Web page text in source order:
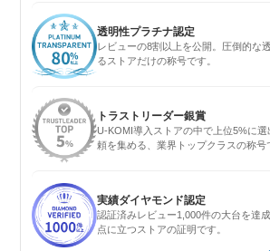
透明性プラチナ認定
レビューの8割以上を公開。圧倒的な
るストアだけの称号です。
トラストリーダー銀賞
U-KOMI導入ストアの中で上位5%に
頼を集める、業界トップクラスの称号
実績ダイヤモンド認定
認証済みレビュー1,000件の大台を達
点に立つストアの証明です。